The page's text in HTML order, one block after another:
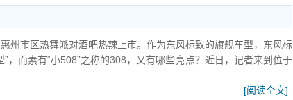
州市区热舞派对酒吧热辣上市。作为东风标致的旗舰车型，东风标
，而素有“小508”之称的308，又有哪些亮点？近日，记者来到位于
[阅读全文]